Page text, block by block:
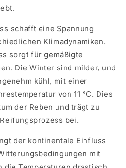
schafft eine Spannung
Klimadynamiken.
sorgt für gemäßigte
Die Winter sind milder, und
kühl, mit einer
von 11 °C. Dies
der Reben und trägt zu
bei.
der kontinentale Einfluss
mit